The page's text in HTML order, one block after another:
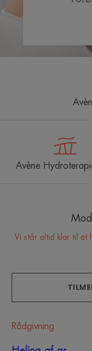
Avène
Vi står altid klar til at
Rådgivning